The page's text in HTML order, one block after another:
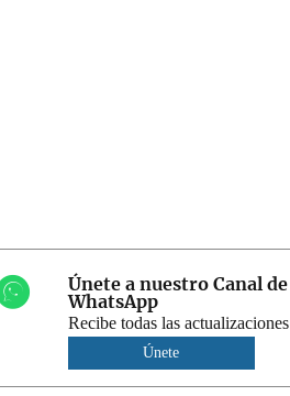
Únete a nuestro Canal de
WhatsApp
Recibe todas las actualizaciones
Únete